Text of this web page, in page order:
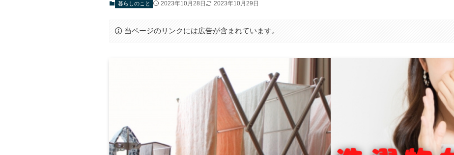
暮らしのこと 2023年10月28日 2023年10月29日
当ページのリンクには広告が含まれています。